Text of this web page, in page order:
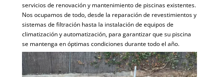
servicios de renovación y mantenimiento de piscinas existentes.
Nos ocupamos de todo, desde la reparación de revestimientos y
sistemas de filtración hasta la instalación de equipos de
climatización y automatización, para garantizar que su piscina
se mantenga en óptimas condiciones durante todo el año.